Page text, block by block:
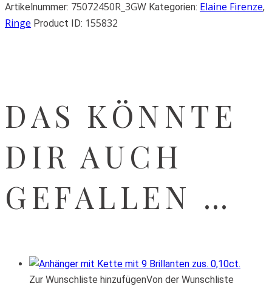
Artikelnummer: 75072450R_3GW Kategorien: Elaine Firenze,
Ringe Product ID: 155832
DAS KÖNNTE
DIR AUCH
GEFALLEN …
Zur Wunschliste hinzufügenVon der Wunschliste